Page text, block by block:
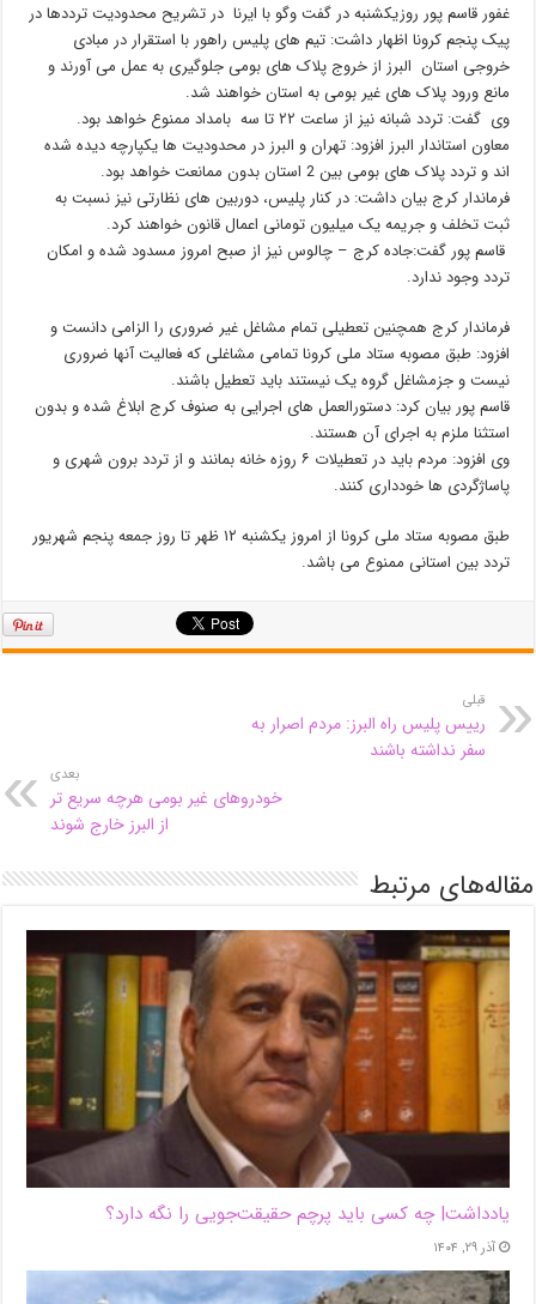
غفور قاسم پور روزیکشنبه در گفت وگو با ایرنا در تشریح محدودیت ترددها در
پیک پنجم کرونا اظهار داشت: تیم های پلیس راهور با استقرار در مبادی
خروجی استان البرز از خروج پلاک های بومی جلوگیری به عمل می آورند و
مانع ورود پلاک های غیر بومی به استان خواهند شد.
وی گفت: تردد شبانه نیز از ساعت ۲۲ تا سه بامداد ممنوع خواهد بود.
معاون استاندار البرز افزود: تهران و البرز در محدودیت ها یکپارچه دیده شده
اند و تردد پلاک های بومی بین 2 استان بدون ممانعت خواهد بود.
فرماندار کرج بیان داشت: در کنار پلیس، دوربین های نظارتی نیز نسبت به
ثبت تخلف و جریمه یک میلیون تومانی اعمال قانون خواهند کرد.
قاسم پور گفت:جاده کرج – چالوس نیز از صبح امروز مسدود شده و امکان
تردد وجود ندارد.
فرماندار کرج همچنین تعطیلی تمام مشاغل غیر ضروری را الزامی دانست و
افزود: طبق مصوبه ستاد ملی کرونا تمامی مشاغلی که فعالیت آنها ضروری
نیست و جزمشاغل گروه یک نیستند باید تعطیل باشند.
قاسم پور بیان کرد: دستورالعمل های اجرایی به صنوف کرج ابلاغ شده و بدون
استثنا ملزم به اجرای آن هستند.
وی افزود: مردم باید در تعطیلات ۶ روزه خانه بمانند و از تردد برون شهری و
پاساژگردی ها خودداری کنند.
طبق مصوبه ستاد ملی کرونا از امروز یکشنبه ۱۲ ظهر تا روز جمعه پنجم شهریور
تردد بین استانی ممنوع می باشد.
قبلی
رییس پلیس راه البرز: مردم اصرار به
سفر نداشته باشند
بعدی
خودروهای غیر بومی هرچه سریع تر
از البرز خارج شوند
مقاله‌های مرتبط
یادداشت| ‌چه کسی باید پرچم حقیقت‌جویی را نگه دارد؟
آذر ۲۹, ۱۴۰۴